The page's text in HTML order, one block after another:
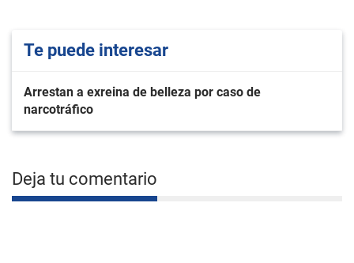
Te puede interesar
Arrestan a exreina de belleza por caso de
narcotráfico
Deja tu comentario